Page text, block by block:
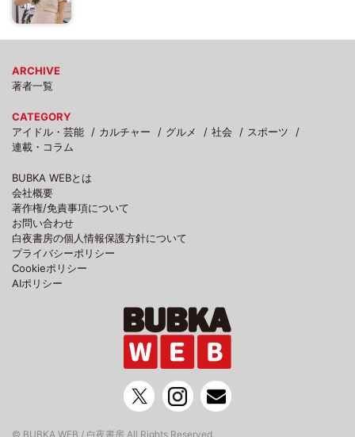
ARCHIVE
著者一覧
CATEGORY
アイドル・芸能
カルチャー グルメ 社会
スポーツ
連載・コラム
BUBKA WEBとは
会社概要
著作権/免責事項について
お問い合わせ
白夜書房の個人情報保護方針について
プライバシーポリシー
Cookieポリシー
AIポリシー
© BUBKA WEB / 白夜書房 All Rights Reserved.